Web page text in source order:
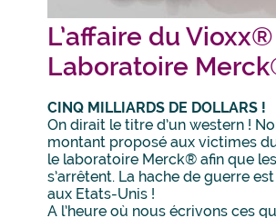
L’affaire du Vioxx®
Laboratoire
CINQ MILLIARDS DE DOLLARS !
On dirait le titre d’un western !
montant proposé aux victimes
le laboratoire Merck® afin que
s’arrêtent. La hache de guerre
aux Etats-Unis !
A l’heure où nous écrivons ces